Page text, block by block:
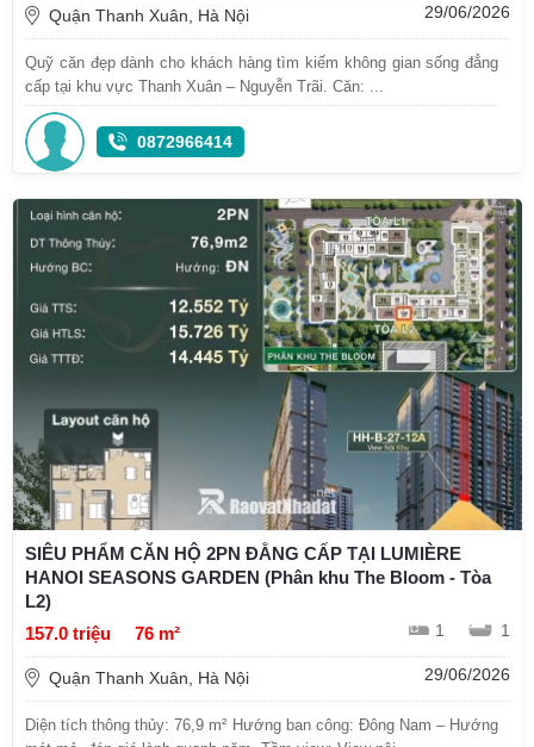
Quận Thanh Xuân, Hà Nội 29/06/2026
Quỹ căn đẹp dành cho khách hàng tìm kiếm không gian sống đẳng
cấp tại khu vực Thanh Xuân – Nguyễn Trãi. Căn: ...
0872966414
SIÊU PHẨM CĂN HỘ 2PN ĐẲNG CẤP TẠI LUMIÈRE
HANOI SEASONS GARDEN (Phân khu The Bloom - Tòa
L2)
157.0 triệu
76 m² 1 1
Quận Thanh Xuân, Hà Nội 29/06/2026
Diện tích thông thủy: 76,9 m² Hướng ban công: Đông Nam – Hướng